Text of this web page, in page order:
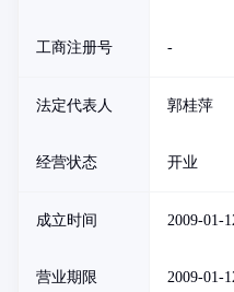
工商注册号 -
法定代表人 郭桂萍
经营状态 开业
成立时间 2009-01-
营业期限 2009-01-